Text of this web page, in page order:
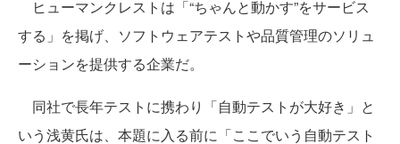
ヒューマンクレストは「“ちゃんと動かす”をサービス
する」を掲げ、ソフトウェアテストや品質管理のソリュ
ーションを提供する企業だ。
同社で長年テストに携わり「自動テストが大好き」と
いう浅黄氏は、本題に入る前に「ここでいう自動テスト